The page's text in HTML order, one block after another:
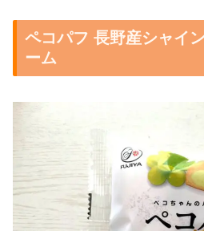
ペコパフ 長野産シャイ
ーム